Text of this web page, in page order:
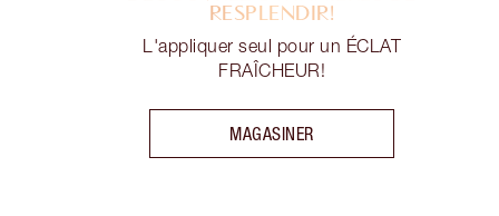
RESPLENDIR!
L'appliquer seul pour un ÉCLAT
FRAÎCHEUR!
MAGASINER